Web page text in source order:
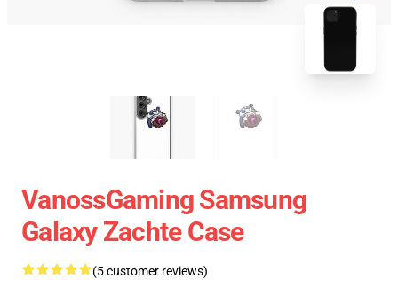
VanossGaming Samsung
Galaxy Zachte Case
(5 customer reviews)